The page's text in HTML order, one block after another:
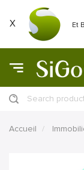
X
Et
Search
Accueil